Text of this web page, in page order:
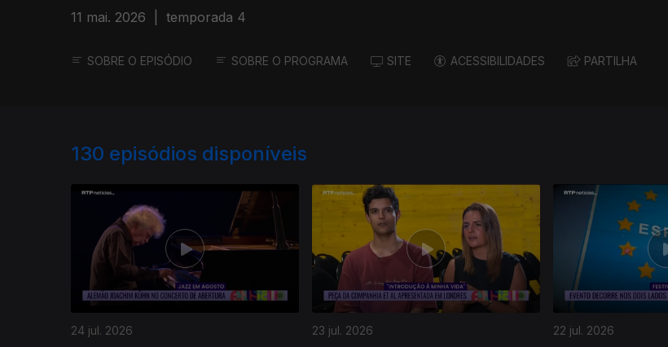
11 mai. 2026 temporada 4
SOBRE O EPISÓDIO SOBRE O PROGRAMA SITE ACESSIBILIDADES PARTILHA
130 episódios disponíveis
24 jul. 2026 23 jul. 2026 22 jul. 2026